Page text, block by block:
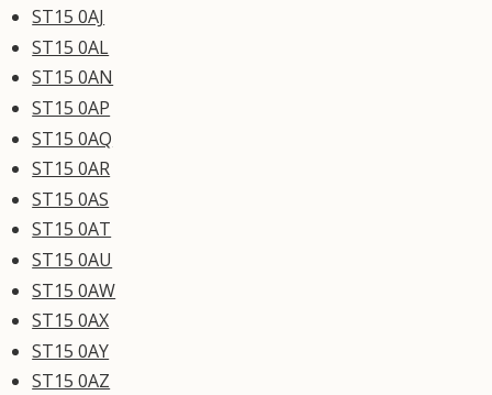
ST15 0AJ
ST15 0AL
ST15 0AN
ST15 0AP
ST15 0AQ
ST15 0AR
ST15 0AS
ST15 0AT
ST15 0AU
ST15 0AW
ST15 0AX
ST15 0AY
ST15 0AZ